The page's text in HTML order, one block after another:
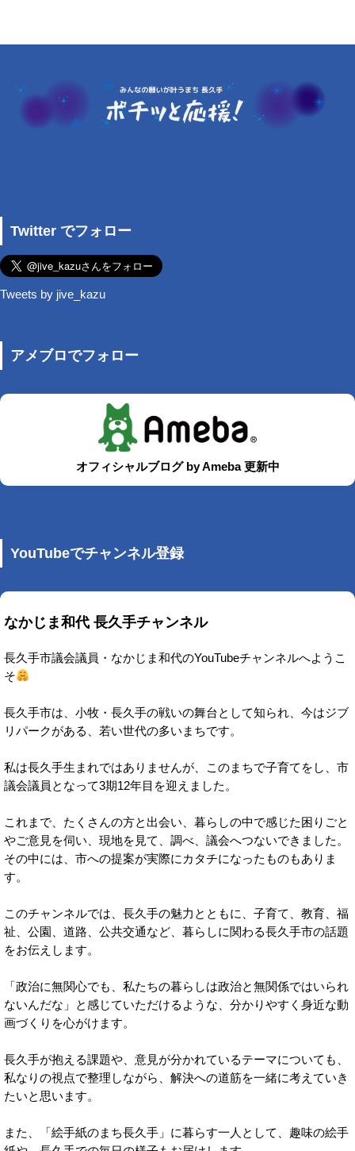
Twitter でフォロー
Tweets by jive_kazu
アメブロでフォロー
オフィシャルブログ by Ameba 更新中
YouTubeでチャンネル登録
なかじま和代 長久手チャンネル
長久手市議会議員・なかじま和代のYouTubeチャンネルへようこ
そ
長久手市は、小牧・長久手の戦いの舞台として知られ、今はジブ
リパークがある、若い世代の多いまちです。
私は長久手生まれではありませんが、このまちで子育てをし、市
議会議員となって3期12年目を迎えました。
これまで、たくさんの方と出会い、暮らしの中で感じた困りごと
やご意見を伺い、現地を見て、調べ、議会へつないできました。
その中には、市への提案が実際にカタチになったものもありま
す。
このチャンネルでは、長久手の魅力とともに、子育て、教育、福
祉、公園、道路、公共交通など、暮らしに関わる長久手市の話題
をお伝えします。
「政治に無関心でも、私たちの暮らしは政治と無関係ではいられ
ないんだな」と感じていただけるような、分かりやすく身近な動
画づくりを心がけます。
長久手が抱える課題や、意見が分かれているテーマについても、
私なりの視点で整理しながら、解決への道筋を一緒に考えていき
たいと思います。
また、「絵手紙のまち長久手」に暮らす一人として、趣味の絵手